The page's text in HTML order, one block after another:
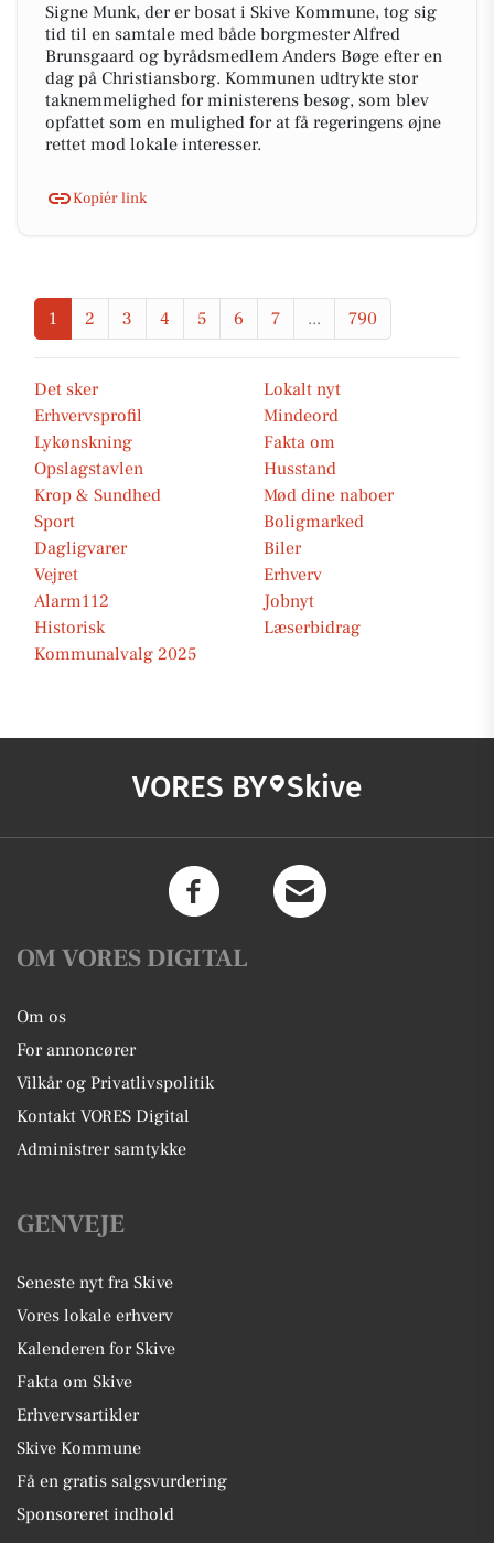
Signe Munk, der er bosat i Skive Kommune, tog sig
tid til en samtale med både borgmester Alfred
Brunsgaard og byrådsmedlem Anders Bøge efter en
dag på Christiansborg. Kommunen udtrykte stor
taknemmelighed for ministerens besøg, som blev
opfattet som en mulighed for at få regeringens øjne
rettet mod lokale interesser.
Kopiér link
1 2 3 4 5 6 7 ... 790
Det sker
Lokalt nyt
Erhvervsprofil
Mindeord
Lykønskning
Fakta om
Opslagstavlen
Husstand
Krop & Sundhed
Mød dine naboer
Sport
Boligmarked
Dagligvarer
Biler
Vejret
Erhverv
Alarm112
Jobnyt
Historisk
Læserbidrag
Kommunalvalg 2025
VORES BY Skive
OM VORES DIGITAL
Om os
For annoncører
Vilkår og Privatlivspolitik
Kontakt VORES Digital
Administrer samtykke
GENVEJE
Seneste nyt fra Skive
Vores lokale erhverv
Kalenderen for Skive
Fakta om Skive
Erhvervsartikler
Skive Kommune
Få en gratis salgsvurdering
Sponsoreret indhold